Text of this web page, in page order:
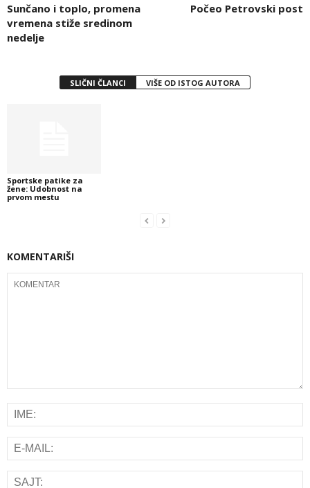
Sunčano i toplo, promena
vremena stiže sredinom
nedelje
Počeo Petrovski post
SLIČNI ČLANCI VIŠE OD ISTOG AUTORA
Sportske patike za
žene: Udobnost na
prvom mestu
KOMENTARIŠI